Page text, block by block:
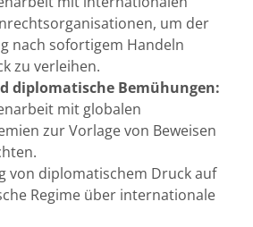
um der
nach sofortigem Handeln
zu verleihen.
diplomatische Bemühungen:
mit globalen
zur Vorlage von Beweisen
von diplomatischem Druck auf
Regime über internationale